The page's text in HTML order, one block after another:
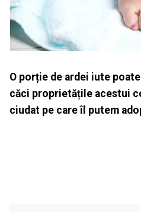
O porție de ardei iute
căci proprietățile acestui
ciudat pe care îl putem